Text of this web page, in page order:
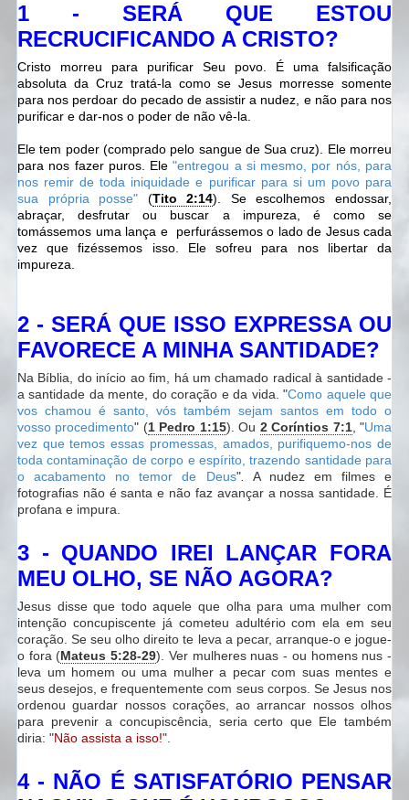
1 - SERÁ QUE ESTOU
RECRUCIFICANDO A CRISTO?
Cristo morreu para purificar Seu povo. É uma falsificação
absoluta da Cruz tratá-la como se Jesus morresse somente
para nos perdoar do pecado de assistir a nudez, e não para nos
purificar e dar-nos o poder de não vê-la.
Ele tem poder (comprado pelo sangue de Sua cruz). Ele morreu
para nos fazer puros. Ele"entregou a si mesmo, por nós, para
nos remir de toda iniquidade e purificar para si um povo para
sua própria posse" (Tito 2:14). Se escolhemos endossar,
abraçar, desfrutar ou buscar a impureza, é como se
tomássemos uma lança e perfurássemos o lado de Jesus cada
vez que fizéssemos isso. Ele sofreu para nos libertar da
impureza.
2 - SERÁ QUE ISSO EXPRESSA OU
FAVORECE A MINHA SANTIDADE?
Na Bíblia, do início ao fim, há um chamado radical à santidade -
a santidade da mente, do coração e da vida. "Como aquele que
vos chamou é santo, vós também sejam santos em todo o
vosso procedimento" (1 Pedro 1:15). Ou 2 Coríntios 7:1, "Uma
vez que temos essas promessas, amados, purifiquemo-nos de
toda contaminação de corpo e espírito, trazendo santidade para
o acabamento no temor de Deus".
A nudez em filmes e
fotografias não é santa e não faz avançar a nossa santidade. É
profana e impura.
3 - QUANDO IREI LANÇAR FORA
MEU OLHO, SE NÃO AGORA?
Jesus disse que todo aquele que olha para uma mulher com
intenção concupiscente já cometeu adultério com ela em seu
coração. Se seu olho direito te leva a pecar, arranque-o e jogue-
o fora (Mateus 5:28-29). Ver mulheres nuas - ou homens nus -
leva um homem ou uma mulher a pecar com suas mentes e
seus desejos, e frequentemente com seus corpos. Se Jesus nos
ordenou guardar nossos corações, ao arrancar nossos olhos
para prevenir a concupiscência, seria certo que Ele também
diria: "Não assista a isso!".
4 - NÃO É SATISFATÓRIO PENSAR